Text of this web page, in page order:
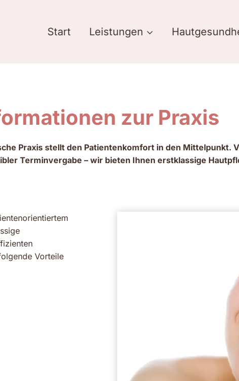
Start Leistungen
zur Praxis
Praxis stellt den Patientenkomfort in den Mittelpunkt.
Terminvergabe – wir bieten Ihnen erstklassige
Vorteile